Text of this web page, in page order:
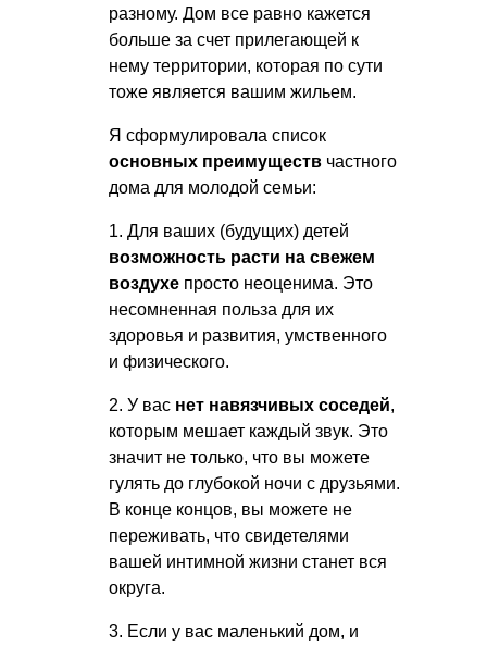
разному. Дом все равно кажется
больше за счет прилегающей к
нему территории, которая по сути
тоже является вашим жильем.
Я сформулировала список
основных преимуществ частного
дома для молодой семьи:
1. Для ваших (будущих) детей
возможность расти на свежем
воздухе просто неоценима. Это
несомненная польза для их
здоровья и развития, умственного
и физического.
2. У вас нет навязчивых соседей,
которым мешает каждый звук. Это
значит не только, что вы можете
гулять до глубокой ночи с друзьями.
В конце концов, вы можете не
переживать, что свидетелями
вашей интимной жизни станет вся
округа.
3. Если у вас маленький дом, и